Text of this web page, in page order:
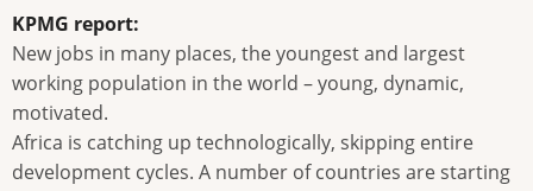
KPMG report:
New jobs in many places, the youngest and largest
working population in the world – young, dynamic,
motivated.
Africa is catching up technologically, skipping entire
development cycles. A number of countries are starting